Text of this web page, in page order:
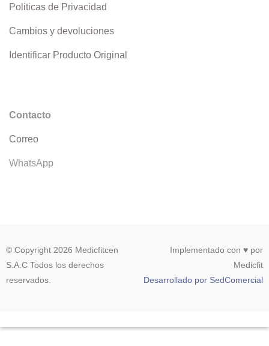
Politicas de Privacidad
Cambios y devoluciones
Identificar Producto Original
Contacto
Correo
WhatsApp
© Copyright 2026 Medicfitcen
S.A.C Todos los derechos
reservados.
Implementado con ♥ por
Medicfit
Desarrollado por SedComercial